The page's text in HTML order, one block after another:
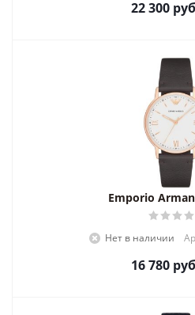
22 300
Emporio
Нет в наличии
16 780